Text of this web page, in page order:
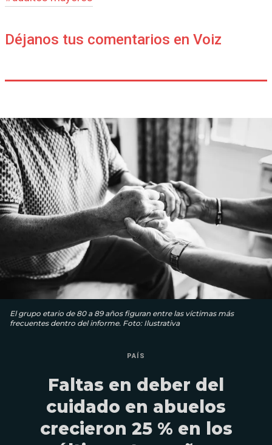
Déjanos tus comentarios en Voiz
El grupo etario de 80 a 89 años figuran entre las víctimas más
frecuentes dentro del informe. Foto: Ilustrativa
PAÍS
Faltas en deber del
cuidado en abuelos
crecieron 25 % en los